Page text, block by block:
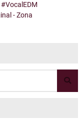
#VocalEDM
- Zona